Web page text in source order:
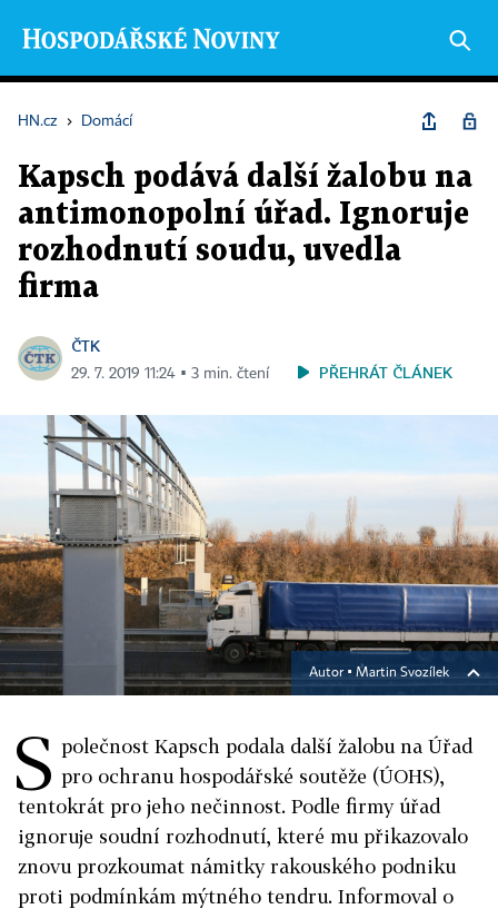
HN.cz › Domácí
Kapsch podává další žalobu na
antimonopolní úřad. Ignoruje
rozhodnutí soudu, uvedla
firma
ČTK
29. 7. 2019 11:24 ▪ 3 min. čtení PŘEHRÁT ČLÁNEK
Autor ▪ Martin Svozílek
S polečnost Kapsch podala další žalobu na Úřad
pro ochranu hospodářské soutěže (ÚOHS),
tentokrát pro jeho nečinnost. Podle firmy úřad
ignoruje soudní rozhodnutí, které mu přikazovalo
znovu prozkoumat námitky rakouského podniku
proti podmínkám mýtného tendru. Informoval o